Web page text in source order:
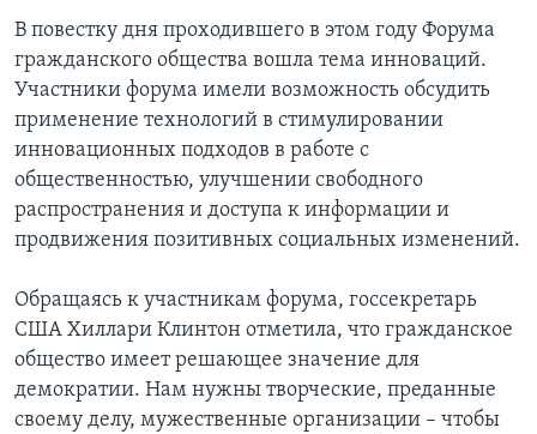
В повестку дня проходившего в этом году Форума
гражданского общества вошла тема инноваций.
Участники форума имели возможность обсудить
применение технологий в стимулировании
инновационных подходов в работе с
общественностью, улучшении свободного
распространения и доступа к информации и
продвижения позитивных социальных изменений.
Обращаясь к участникам форума, госсекретарь
США Хиллари Клинтон отметила, что гражданское
общество имеет решающее значение для
демократии. Нам нужны творческие, преданные
своему делу, мужественные организации – чтобы